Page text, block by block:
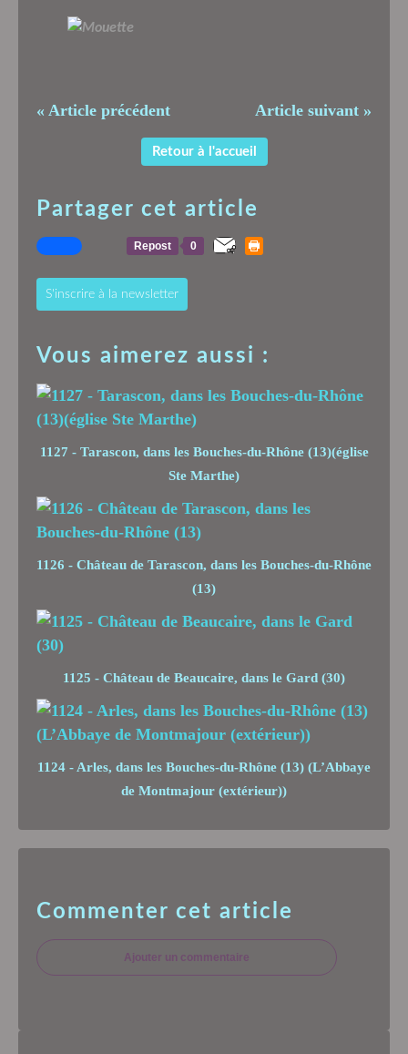
« Article précédent Article suivant »
Retour à l'accueil
Partager cet article
Repost 0
S'inscrire à la newsletter
Vous aimerez aussi :
1127 - Tarascon, dans les Bouches-du-Rhône (13)(église
Ste Marthe)
1126 - Château de Tarascon, dans les Bouches-du-Rhône
(13)
1125 - Château de Beaucaire, dans le Gard (30)
1124 - Arles, dans les Bouches-du-Rhône (13) (L’Abbaye
de Montmajour (extérieur))
Commenter cet article
Ajouter un commentaire